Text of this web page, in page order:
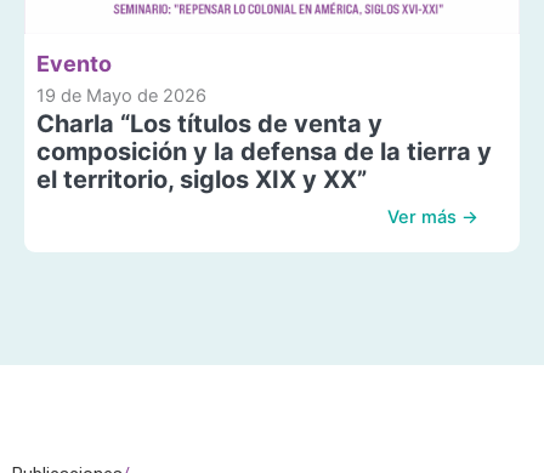
Evento
19 de Mayo de 2026
Charla “Los títulos de venta y
composición y la defensa de la tierra y
el territorio, siglos XIX y XX”
Ver más →